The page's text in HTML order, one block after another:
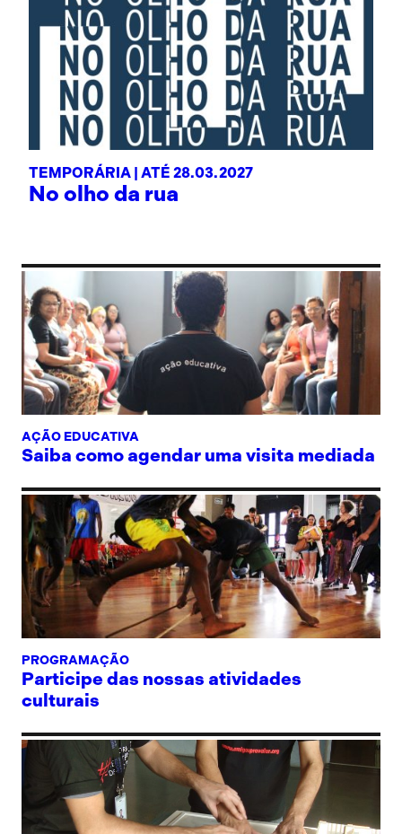
TEMPORÁRIA | ATÉ 28.03.2027
No olho da rua
AÇÃO EDUCATIVA
Saiba como agendar uma visita mediada
PROGRAMAÇÃO
Participe das nossas atividades
culturais